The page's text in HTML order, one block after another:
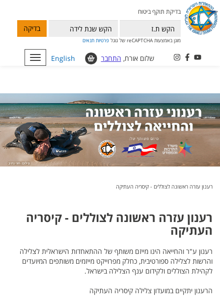
בדיקת תוקף ביטוח
בדיקה
מוגן באמצעות reCAPTCHA של גוגל פרטיות תנאים
Toggle
navigation
English שלום אורח, התחבר
רענון עזרה ראשונה לצוללים - קיסריה העתיקה
רענון עזרה ראשונה לצוללים - קיסריה
העתיקה
רענון ע"ר והחייאה הינו מייזם משותף של ההתאחדות הישראלית לצלילה
והרשות לצלילה ספורטיבית, כחלק מפרוייקט מייזמים משותפים המיועדים
לקהילת הצוללים ולקידום ענף הצלילה בישראל.
הרענון יתקיים במועדון צלילה קיסריה העתיקה